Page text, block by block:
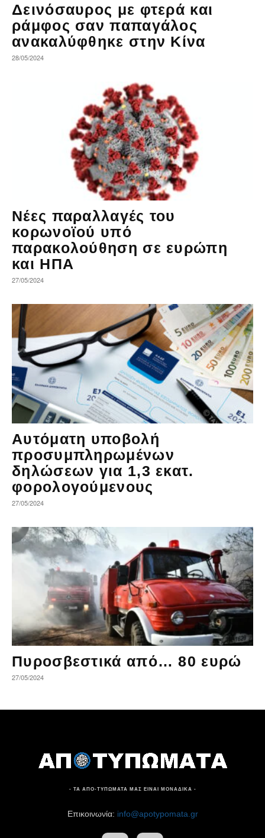
Δεινόσαυρος με φτερά και
ράμφος σαν παπαγάλος
ανακαλύφθηκε στην Κίνα
28/05/2024
Νέες παραλλαγές του
κορωνοϊού υπό
παρακολούθηση σε ευρώπη
και ΗΠΑ
27/05/2024
Αυτόματη υποβολή
προσυμπληρωμένων
δηλώσεων για 1,3 εκατ.
φορολογούμενους
27/05/2024
Πυροσβεστικά από… 80 ευρώ
27/05/2024
- ΤΑ ΑΠΟ-ΤΥΠΩΜΑΤΑ ΜΑΣ ΕΙΝΑΙ ΜΟΝΑΔΙΚΑ -
Επικοινωνία: info@apotypomata.gr